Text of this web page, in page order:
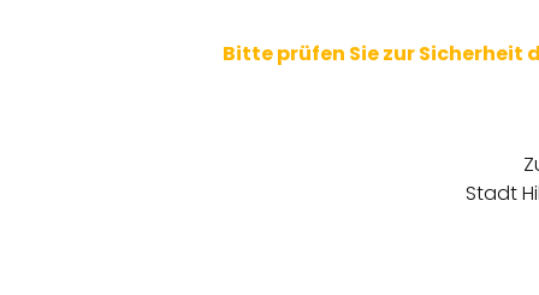
Bitte prüfen Sie zur
Stadt